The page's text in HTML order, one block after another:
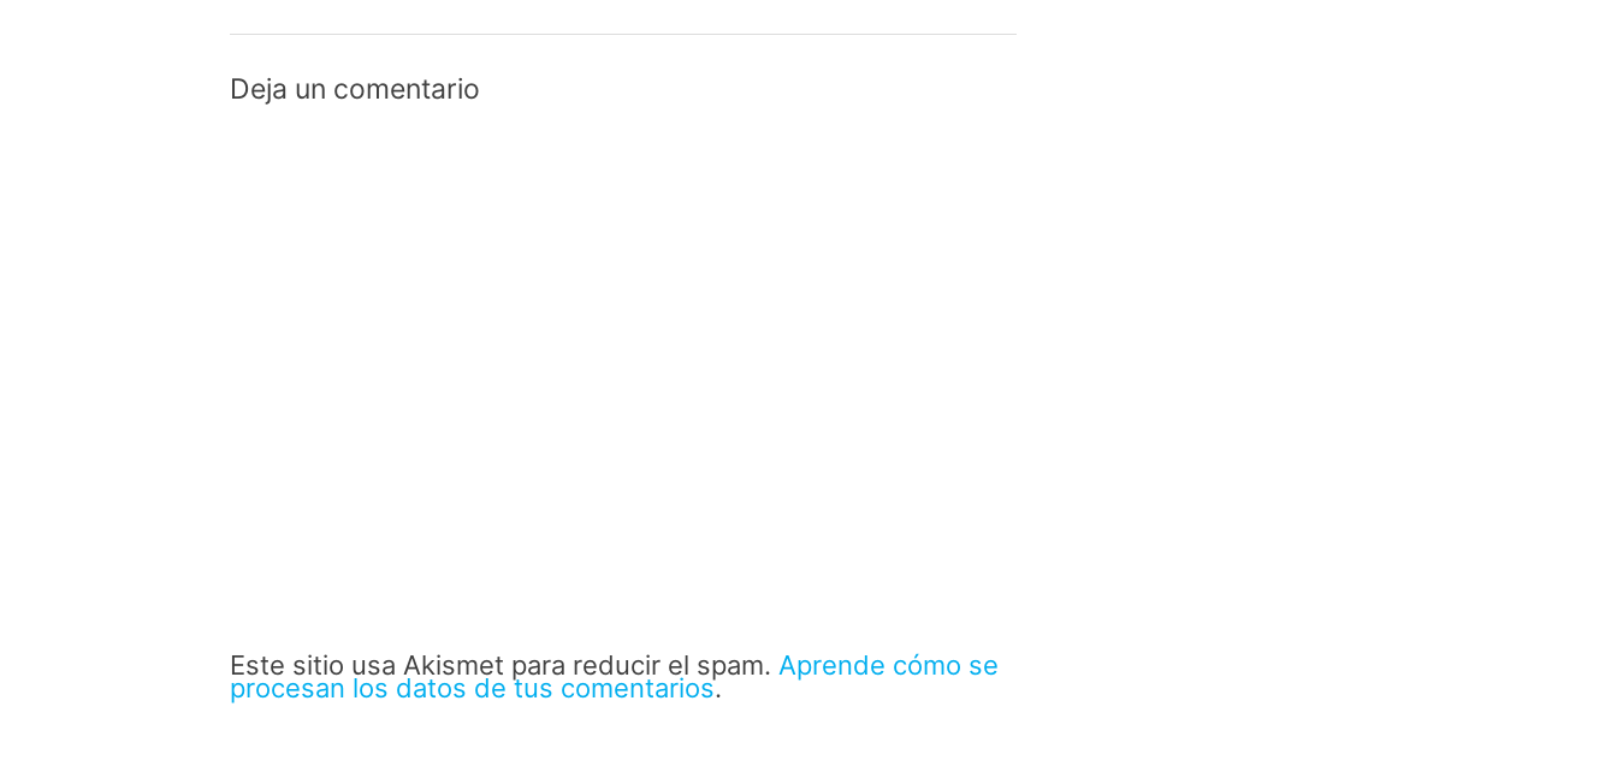
Deja un comentario
Este sitio usa Akismet para reducir el spam. Aprende cómo se
procesan los datos de tus comentarios.